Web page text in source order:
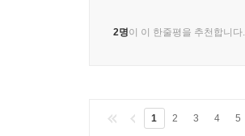
2명이 이 한줄평을 추천합니다.
1 2 3 4 5